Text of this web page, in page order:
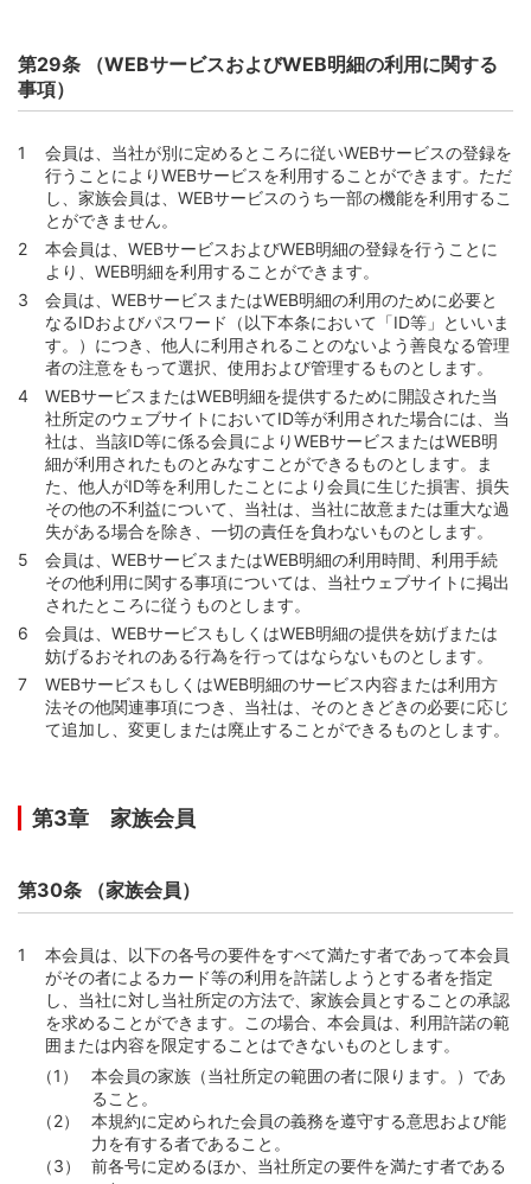
第29条 （WEBサービスおよびWEB明細の利用に関する
事項）
会員は、当社が別に定めるところに従いWEBサービスの登録を
行うことによりWEBサービスを利用することができます。ただ
し、家族会員は、WEBサービスのうち一部の機能を利用するこ
とができません。
本会員は、WEBサービスおよびWEB明細の登録を行うことに
より、WEB明細を利用することができます。
会員は、WEBサービスまたはWEB明細の利用のために必要と
なるIDおよびパスワード（以下本条において「ID等」といいま
す。）につき、他人に利用されることのないよう善良なる管理
者の注意をもって選択、使用および管理するものとします。
WEBサービスまたはWEB明細を提供するために開設された当
社所定のウェブサイトにおいてID等が利用された場合には、当
社は、当該ID等に係る会員によりWEBサービスまたはWEB明
細が利用されたものとみなすことができるものとします。ま
た、他人がID等を利用したことにより会員に生じた損害、損失
その他の不利益について、当社は、当社に故意または重大な過
失がある場合を除き、一切の責任を負わないものとします。
会員は、WEBサービスまたはWEB明細の利用時間、利用手続
その他利用に関する事項については、当社ウェブサイトに掲出
されたところに従うものとします。
会員は、WEBサービスもしくはWEB明細の提供を妨げまたは
妨げるおそれのある行為を行ってはならないものとします。
WEBサービスもしくはWEB明細のサービス内容または利用方
法その他関連事項につき、当社は、そのときどきの必要に応じ
て追加し、変更しまたは廃止することができるものとします。
第3章 家族会員
第30条 （家族会員）
本会員は、以下の各号の要件をすべて満たす者であって本会員
がその者によるカード等の利用を許諾しようとする者を指定
し、当社に対し当社所定の方法で、家族会員とすることの承認
を求めることができます。この場合、本会員は、利用許諾の範
囲または内容を限定することはできないものとします。
本会員の家族（当社所定の範囲の者に限ります。）であ
ること。
本規約に定められた会員の義務を遵守する意思および能
力を有する者であること。
前各号に定めるほか、当社所定の要件を満たす者である